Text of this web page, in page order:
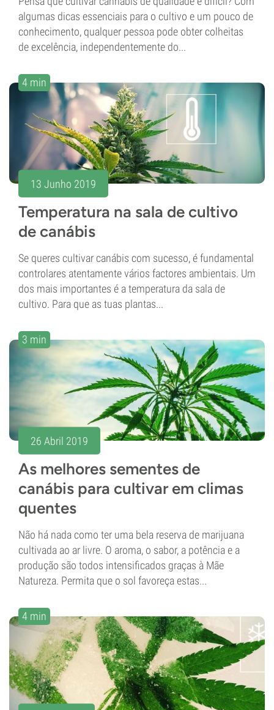
algumas dicas essenciais para o cultivo e um pouco de
conhecimento, qualquer pessoa pode obter colheitas
de excelência, independentemente do...
4 min
13 Junho 2019
Temperatura na sala de cultivo
de canábis
Se queres cultivar canábis com sucesso, é fundamental
controlares atentamente vários factores ambientais. Um
dos mais importantes é a temperatura da sala de
cultivo. Para que as tuas plantas...
3 min
26 Abril 2019
As melhores sementes de
canábis para cultivar em climas
quentes
Não há nada como ter uma bela reserva de marijuana
cultivada ao ar livre. O aroma, o sabor, a potência e a
produção são todos intensificados graças à Mãe
Natureza. Permita que o sol favoreça estas...
4 min